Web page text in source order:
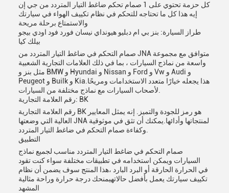
كل حزمة تحتوي على 1 صمام تحكم ضاغط التيار المتردد من جي إن
إيه هذا كل ما تحتاجه للتحكم في نظام تكييف الهواء في سيارتك
والاستمتاع برحلة مريحة
طراز السيارة: بنز بي ام دبليو هيونداي نيسان فورد فود اودي بيجو
بيلك كيا
صمام التحكم في ضاغط التيار المتردد من JNA متوافق مع مجموعة
واسعة من نماذج السيارات ، بما في ذلك العلامات التجارية الشعبية
مثل بنز و BMW و Hyundai و Nissan و Ford و Vw و Audi و
Peugeot و Builk و Kia.هذا يجعله خيارًا متعدد الاستخدامات ومريحًا
رقم العلامة التجارية: BK
رقم العلامة التجارية BK هو رمز للجودة والتميز. إنه يمثل المعايير
العالية التي وضعتها JNA لمنتجاتها وأدائها.يمكنك أن تثق في موثوقية
التطبيق
صمام التحكم في ضاغط التيار المتردد مناسب لجميع نماذج
السيارات ويمكن استخدامه في تطبيقات مختلفة سواء كنت تقود
في الحرارة الحارقة أو البرد البارد ،هذا المنتج سوف يضمن أن نظام
تكييف سيارتك يعمل بأفضل حالاتهيمنحك درجة حرارة وراحة مثالية
المشهد